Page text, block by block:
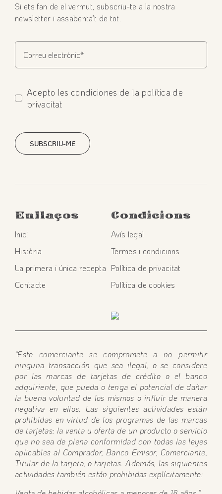
Enllaços
Inici
Història
La primera i única recepta
Contacte
Condicions
Avís legal
Termes i condicions
Política de privacitat
Política de cookies
Si ets fan de el vermut, subscriu-te a la nostra
newsletter i assabenta’t de tot.
Acepto les condiciones de la política de
privacitat
SUBSCRIU-ME
“Este comerciante se compromete a no permitir
ninguna transacción que sea ilegal, o se considere
por las marcas de tarjetas de crédito o el banco
adquiriente, que pueda o tenga el potencial de dañar
la buena voluntad de los mismos o influir de manera
negativa en ellos. Las siguientes actividades están
prohibidas en virtud de los programas de las marcas
de tarjetas: la venta u oferta de un producto o servicio
que no sea de plena conformidad con todas las leyes
aplicables al Comprador, Banco Emisor, Comerciante,
Titular de la tarjeta, o tarjetas. Además, las siguientes
actividades también están prohibidas explícitamente: